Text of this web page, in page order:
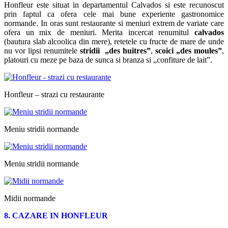
Honfleur este situat in departamentul Calvados si este recunoscut
prin faptul ca ofera cele mai bune experiente gastronomice
normande. In oras sunt restaurante si meniuri extrem de variate care
ofera un mix de meniuri. Merita incercat renumitul calvados
(bautura slab alcoolica din mere), retetele cu fructe de mare de unde
nu vor lipsi renumitele stridii „des huitres”, scoici „des moules”,
platouri cu meze pe baza de sunca si branza si „confiture de lait”.
Honfleur – strazi cu restaurante
Meniu stridii normande
Meniu stridii normande
Midii normande
8. CAZARE IN HONFLEUR